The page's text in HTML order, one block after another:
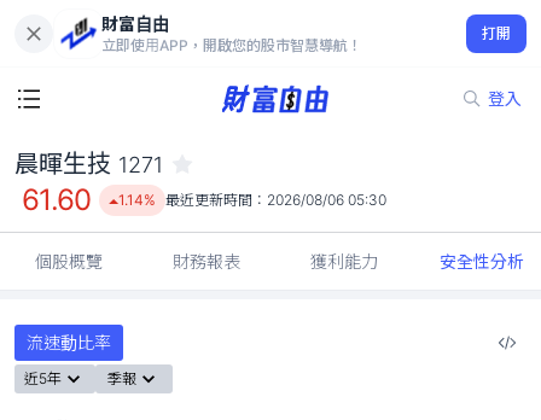
財富自由
立即使用APP，開啟您的股市智慧導航！
打開
登入
61.60
1.14%
晨暉生技 1271
61.60 1.14% 最近更新時間： 2026/08/06 05:30
個股概覽 財務報表 獲利能力 安全性分析
流速動比率
近5年 季報